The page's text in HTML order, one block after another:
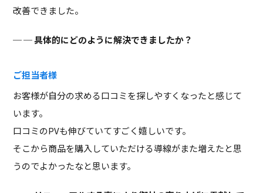
改善できました。
─ 具体的にどのように解決できましたか？
ご担当者様
お客様が自分の求める口コミを探しやすくなったと感じて
います。
口コミのPVも伸びていてすごく嬉しいです。
そこから商品を購入していただける導線がまた増えたと思
うのでよかったなと思います。